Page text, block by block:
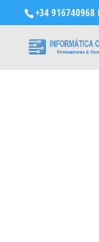
+34 916740968